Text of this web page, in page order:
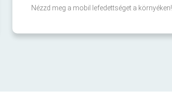
Nézzd meg a mobil lefedettséget a környéken!